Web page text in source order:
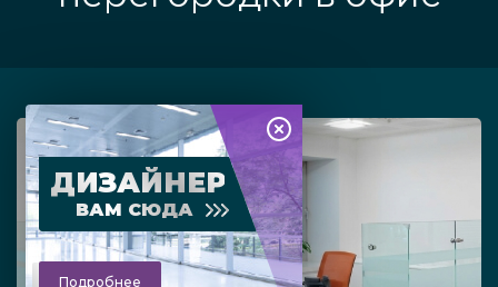
ДИЗАЙНЕР
ВАМ СЮДА
Подробнее